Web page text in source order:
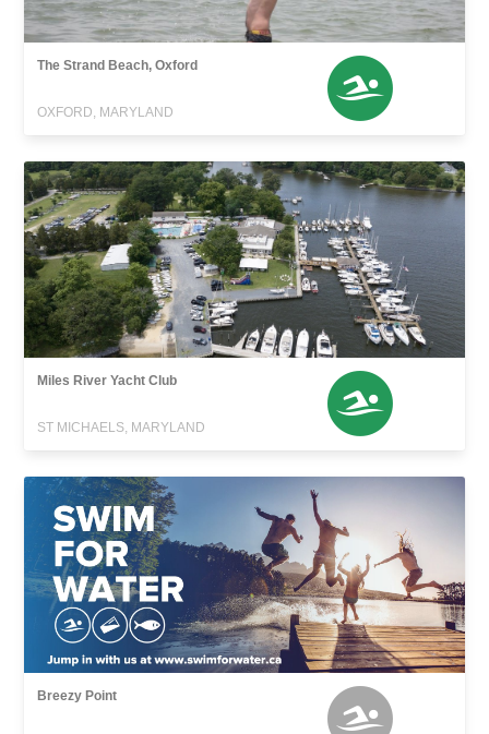
The Strand Beach, Oxford
OXFORD, MARYLAND
Miles River Yacht Club
ST MICHAELS, MARYLAND
Breezy Point